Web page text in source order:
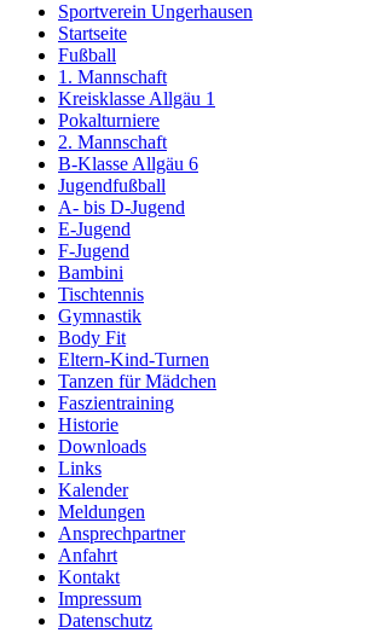
Sportverein Ungerhausen
Startseite
Fußball
1. Mannschaft
Kreisklasse Allgäu 1
Pokalturniere
2. Mannschaft
B-Klasse Allgäu 6
Jugendfußball
A- bis D-Jugend
E-Jugend
F-Jugend
Bambini
Tischtennis
Gymnastik
Body Fit
Eltern-Kind-Turnen
Tanzen für Mädchen
Faszientraining
Historie
Downloads
Links
Kalender
Meldungen
Ansprechpartner
Anfahrt
Kontakt
Impressum
Datenschutz